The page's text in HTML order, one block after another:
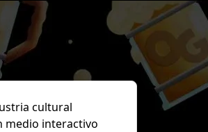
cultural
medio interactivo